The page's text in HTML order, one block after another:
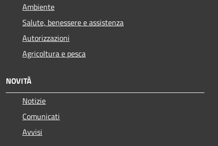
Ambiente
Salute, benessere e assistenza
Autorizzazioni
Agricoltura e pesca
NOVITÀ
Notizie
Comunicati
Avvisi